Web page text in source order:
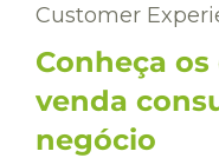
Customer
Conheça
venda
negócio